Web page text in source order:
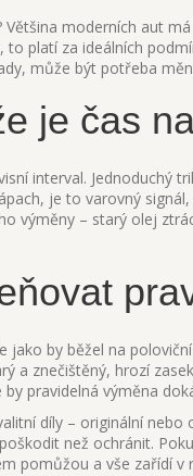
moderních aut
to platí za ideálních
může být potřeba
je čas
interval. Jednoduchý
je to varovný
výměny – starý olej
jako by běžel na
a znečištěný, hrozí
pravidelná výměna
díly – originální
než ochránit.
pomůžou a vše zařídí v